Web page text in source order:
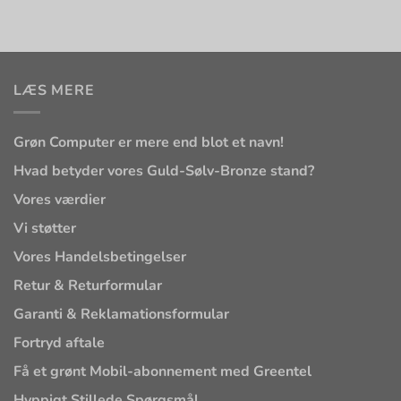
LÆS MERE
Grøn Computer er mere end blot et navn!
Hvad betyder vores Guld-Sølv-Bronze stand?
Vores værdier
Vi støtter
Vores Handelsbetingelser
Retur & Returformular
Garanti & Reklamationsformular
Fortryd aftale
Få et grønt Mobil-abonnement med Greentel